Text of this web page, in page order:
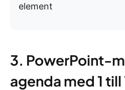
element
3. PowerPoint-
agenda med 1